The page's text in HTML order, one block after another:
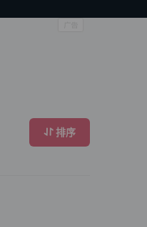
排序